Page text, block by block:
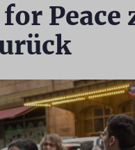
Peace